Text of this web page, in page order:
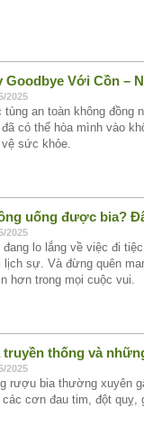
Goodbye Với Cồn –
2025
tùng an toàn không đồng
đã có thể hòa mình vào
vệ sức khỏe.
uống được bia?
2025
đang lo lắng về việc đi
lịch sự. Và đừng quên
hơn trong mọi cuộc vui.
truyền thống và
2025
rượu bia thường xuyên
cơn đau tim, đột quỵ,